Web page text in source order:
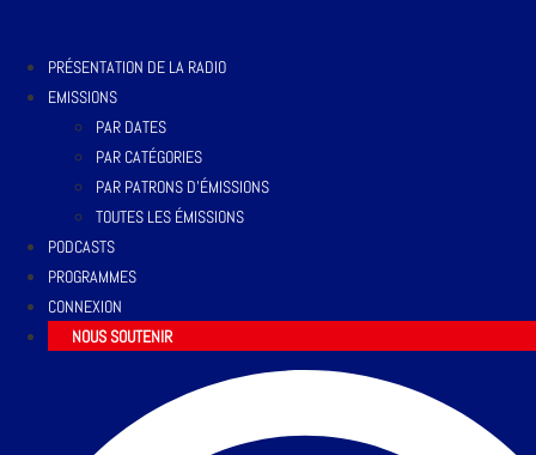
PRÉSENTATION DE LA RADIO
EMISSIONS
PAR DATES
PAR CATÉGORIES
PAR PATRONS D’ÉMISSIONS
TOUTES LES ÉMISSIONS
PODCASTS
PROGRAMMES
CONNEXION
NOUS SOUTENIR